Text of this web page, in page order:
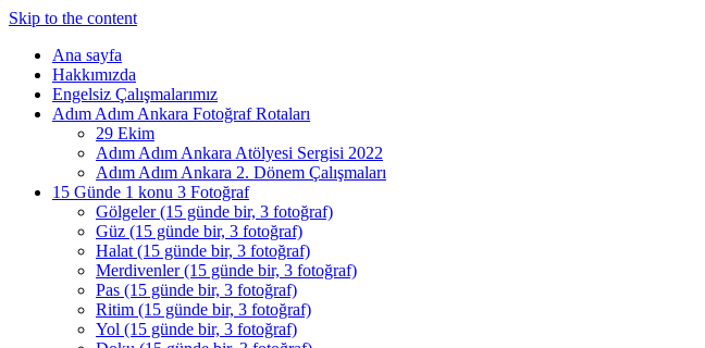
Skip to the content
Ana sayfa
Hakkımızda
Engelsiz Çalışmalarımız
Adım Adım Ankara Fotoğraf Rotaları
29 Ekim
Adım Adım Ankara Atölyesi Sergisi 2022
Adım Adım Ankara 2. Dönem Çalışmaları
15 Günde 1 konu 3 Fotoğraf
Gölgeler (15 günde bir, 3 fotoğraf)
Güz (15 günde bir, 3 fotoğraf)
Halat (15 günde bir, 3 fotoğraf)
Merdivenler (15 günde bir, 3 fotoğraf)
Pas (15 günde bir, 3 fotoğraf)
Ritim (15 günde bir, 3 fotoğraf)
Yol (15 günde bir, 3 fotoğraf)